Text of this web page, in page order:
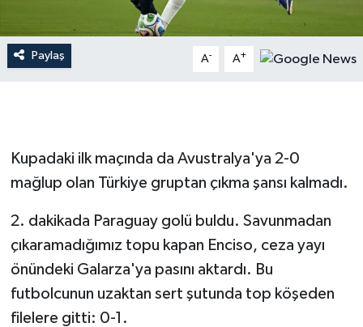
Paylaş A- A+
Kupadaki ilk maçında da Avustralya'ya 2-0
mağlup olan Türkiye gruptan çıkma şansı kalmadı.
2. dakikada Paraguay golü buldu. Savunmadan
çıkaramadığımız topu kapan Enciso, ceza yayı
önündeki Galarza'ya pasını aktardı. Bu
futbolcunun uzaktan sert şutunda top köşeden
filelere gitti: 0-1.
Politika
Siyaset
Spor
Tarım ve Ekonomi